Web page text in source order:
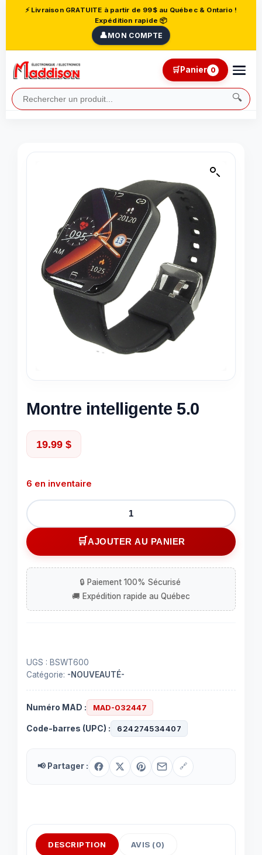
⚡ Livraison GRATUITE à partir de 99$ au Québec & Ontario !
Expédition rapide 📦
👤MON COMPTE
🔍
🛒Panier 0
Montre intelligente 5.0
19.99 $
6 en inventaire
quantité
de
Montre
intelligente
AJOUTER AU PANIER
UGS : BSWT600
Catégorie: -NOUVEAUTÉ-
Numéro MAD : MAD-032447
Code-barres (UPC) : 624274534407
📢 Partager : 🔗
DESCRIPTION AVIS (0)